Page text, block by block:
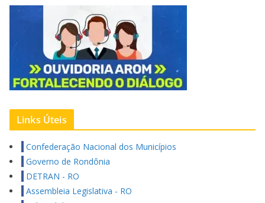
Links Úteis
Confederação Nacional dos Municípios
Governo de Rondônia
DETRAN - RO
Assembleia Legislativa - RO